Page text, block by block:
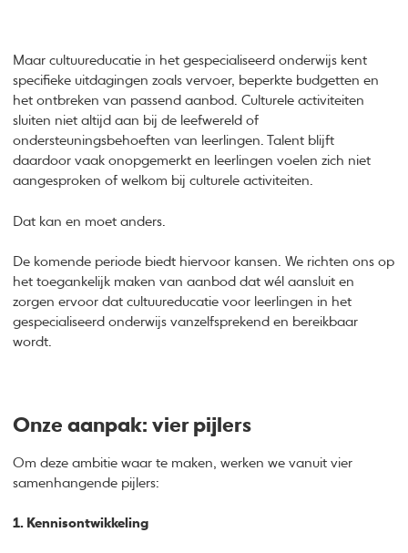
Maar cultuureducatie in het gespecialiseerd onderwijs kent
specifieke uitdagingen zoals vervoer, beperkte budgetten en
het ontbreken van passend aanbod. Culturele activiteiten
sluiten niet altijd aan bij de leefwereld of
ondersteuningsbehoeften van leerlingen. Talent blijft
daardoor vaak onopgemerkt en leerlingen voelen zich niet
aangesproken of welkom bij culturele activiteiten.
Dat kan en moet anders.
De komende periode biedt hiervoor kansen. We richten ons op
het toegankelijk maken van aanbod dat wél aansluit en
zorgen ervoor dat cultuureducatie voor leerlingen in het
gespecialiseerd onderwijs vanzelfsprekend en bereikbaar
wordt.
Onze aanpak: vier pijlers
Om deze ambitie waar te maken, werken we vanuit vier
samenhangende pijlers:
1. Kennisontwikkeling